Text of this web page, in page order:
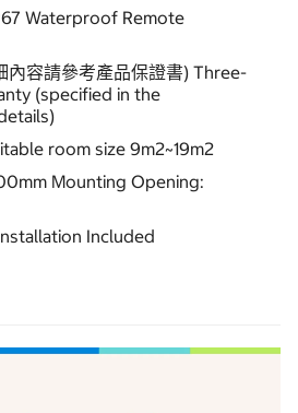
Waterproof Remote
內容請參考產品保證書) Three-
(specified in the
room size 9m2~19m2
Mounting Opening:
Included